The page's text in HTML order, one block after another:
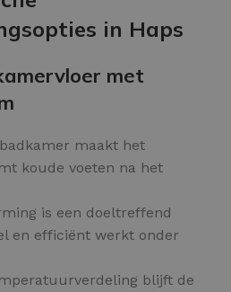
in Haps
met
maakt het
koude voeten na het
is een doeltreffend
en efficiënt werkt onder
blijft de